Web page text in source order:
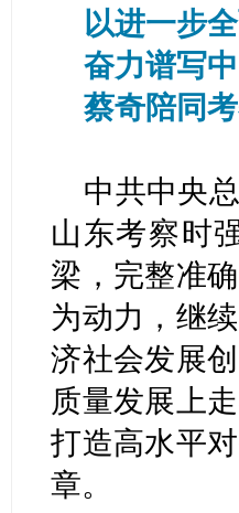
以进一步
奋力谱写
蔡奇陪同
中共中央
山东考察时
梁，完整准
为动力，继
济社会发展
质量发展上
打造高水平
章。